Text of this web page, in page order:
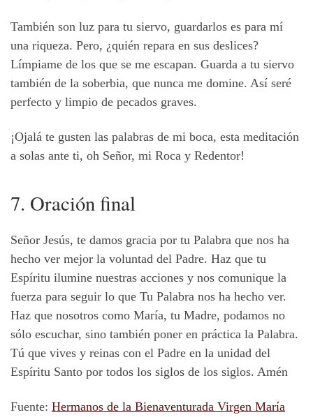
También son luz para tu siervo, guardarlos es para mí
una riqueza. Pero, ¿quién repara en sus deslices?
Límpiame de los que se me escapan. Guarda a tu siervo
también de la soberbia, que nunca me domine. Así seré
perfecto y limpio de pecados graves.
¡Ojalá te gusten las palabras de mi boca, esta meditación
a solas ante ti, oh Señor, mi Roca y Redentor!
7. Oración final
Señor Jesús, te damos gracia por tu Palabra que nos ha
hecho ver mejor la voluntad del Padre. Haz que tu
Espíritu ilumine nuestras acciones y nos comunique la
fuerza para seguir lo que Tu Palabra nos ha hecho ver.
Haz que nosotros como María, tu Madre, podamos no
sólo escuchar, sino también poner en práctica la Palabra.
Tú que vives y reinas con el Padre en la unidad del
Espíritu Santo por todos los siglos de los siglos. Amén
Fuente: Hermanos de la Bienaventurada Virgen María